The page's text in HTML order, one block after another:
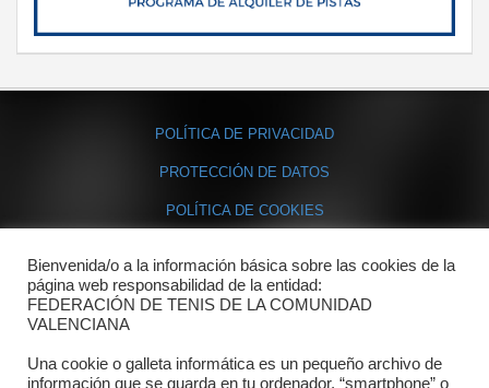
POLÍTICA DE PRIVACIDAD
PROTECCIÓN DE DATOS
POLÍTICA DE COOKIES
Contacto
Dónde estamos
Directorio departamentos
Bienvenida/o a la información básica sobre las cookies de la
página web responsabilidad de la entidad:
FEDERACIÓN DE TENIS DE LA COMUNIDAD
VALENCIANA
Una cookie o galleta informática es un pequeño archivo de
información que se guarda en tu ordenador, “smartphone” o